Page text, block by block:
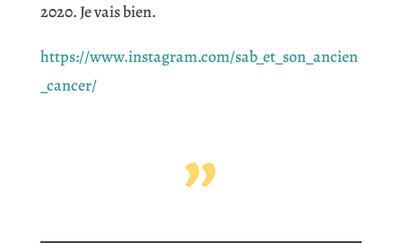
2020. Je vais bien.
https://www.instagram.com/sab_et_son_ancien
_cancer/
”